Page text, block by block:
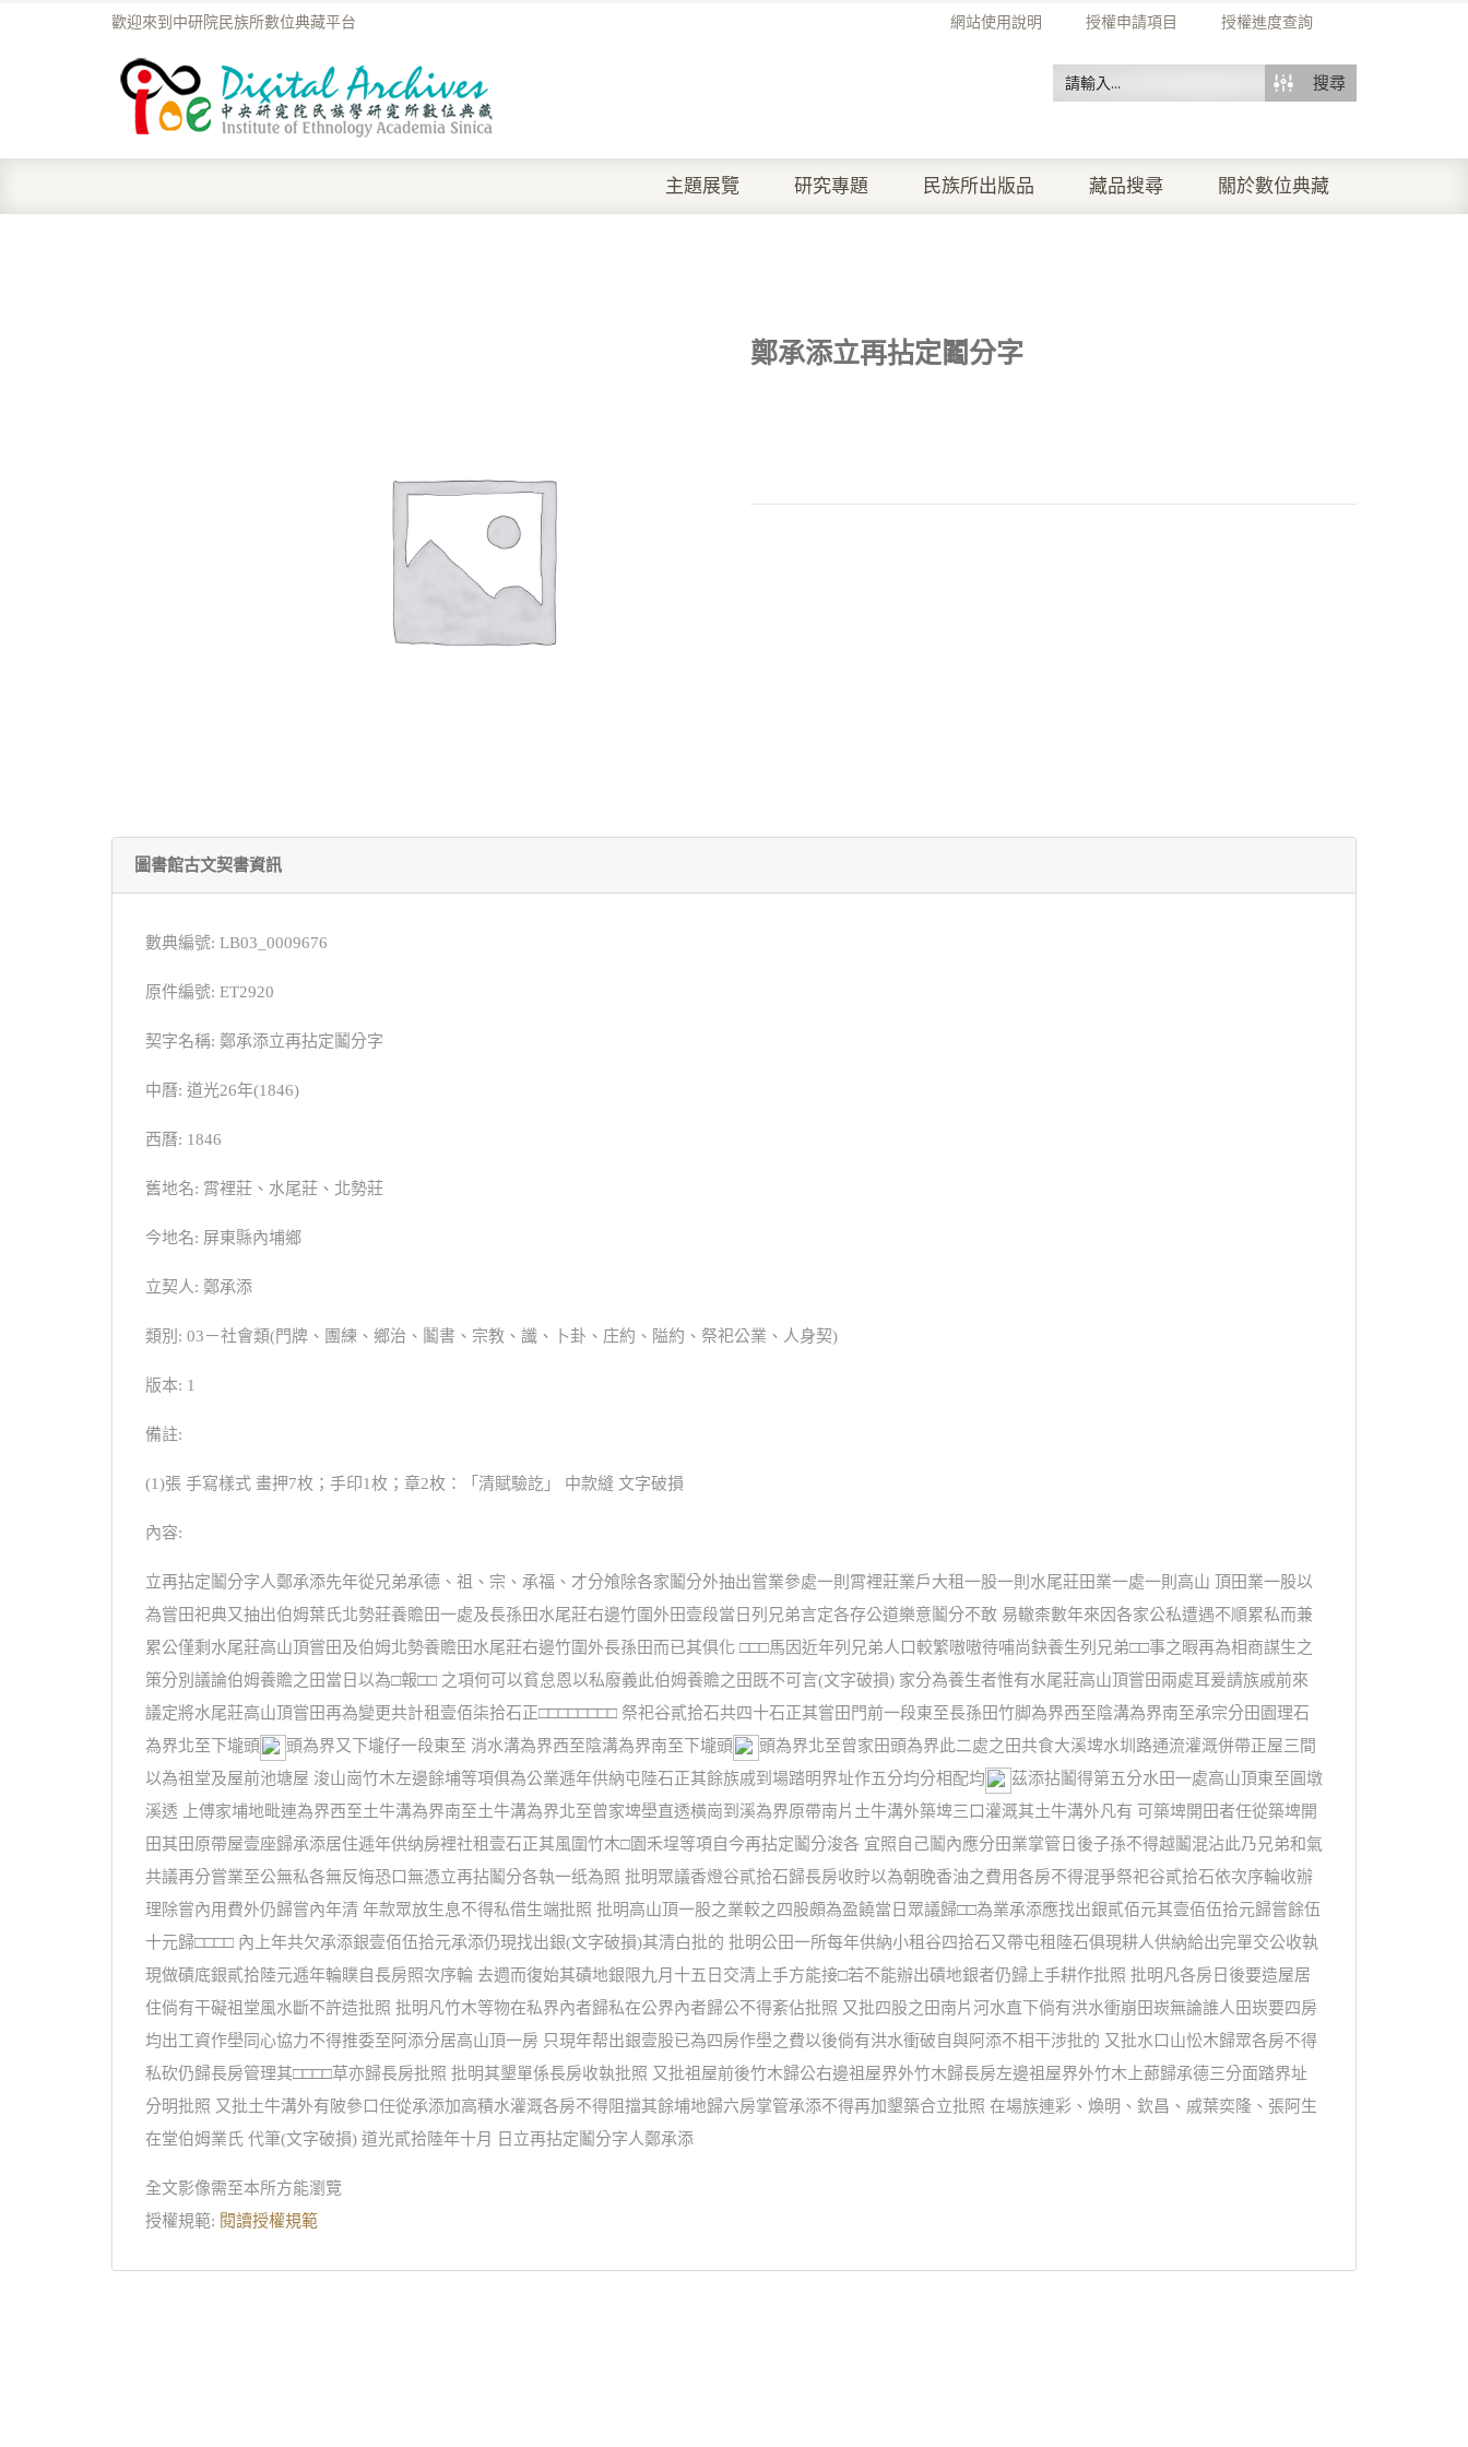
網站使用說明 授權申請項目 授權進度查詢
歡迎來到中研院民族所數位典藏平台
搜尋
主題展覽 研究專題 民族所出版品 藏品搜尋 關於數位典藏
鄭承添立再拈定鬮分字
圖書館古文契書資訊
數典編號: LB03_0009676
原件編號: ET2920
契字名稱: 鄭承添立再拈定鬮分字
中曆: 道光26年(1846)
西曆: 1846
舊地名: 霄裡莊、水尾莊、北勢莊
今地名: 屏東縣內埔鄉
立契人: 鄭承添
類別: 03－社會類(門牌、團練、鄉治、鬮書、宗教、讖、卜卦、庄約、隘約、祭祀公業、人身契)
版本: 1
備註:
(1)張 手寫樣式 畫押7枚；手印1枚；章2枚：「清賦驗訖」 中款縫 文字破損
內容:
立再拈定鬮分字人鄭承添先年從兄弟承德、祖、宗、承福、才分飧除各家鬮分外抽出嘗業參處一則霄裡莊業戶大租一股一則水尾莊田業一處一則高山 頂田業一股以
為嘗田祀典又抽出伯姆葉氏北勢莊養贍田一處及長孫田水尾莊右邊竹圍外田壹段當日列兄弟言定各存公道樂意鬮分不敢 易轍柰數年來因各家公私遭遇不順累私而兼
累公僅剩水尾莊高山頂嘗田及伯姆北勢養贍田水尾莊右邊竹圍外長孫田而已其俱化 □□□馬因近年列兄弟人口較繁嗷嗷待哺尚鈌養生列兄弟□□事之暇再為相商謀生之
策分別議論伯姆養贍之田當日以為□報□□ 之項何可以貧怠恩以私廢義此伯姆養贍之田既不可言(文字破損) 家分為養生者惟有水尾莊高山頂嘗田兩處耳爰請族戚前來
議定將水尾莊高山頂嘗田再為變更共計租壹佰柒拾石正□□□□□□□□ 祭祀谷貳拾石共四十石正其嘗田門前一段東至長孫田竹脚為界西至陰溝為界南至承宗分田園理石
為界北至下壠頭
頭為界又下壠仔一段東至 消水溝為界西至陰溝為界南至下壠頭
頭為界北至曾家田頭為界此二處之田共食大溪埤水圳路通流灌溉併帶正屋三間
以為祖堂及屋前池塘屋 浚山崗竹木左邊餘埔等項俱為公業逓年供納屯陸石正其餘族戚到場踏明界址作五分均分相配均
茲添拈鬮得第五分水田一處高山頂東至圓墩
溪透 上傅家埔地毗連為界西至土牛溝為界南至土牛溝為界北至曾家埤壆直透橫崗到溪為界原帶南片土牛溝外築埤三口灌溉其土牛溝外凡有 可築埤開田者任從築埤開
田其田原帶屋壹座歸承添居住逓年供纳房裡社租壹石正其風圍竹木□園禾埕等項自今再拈定鬮分浚各 宜照自己鬮內應分田業掌管日後子孫不得越鬮混沾此乃兄弟和氣
共議再分嘗業至公無私各無反悔恐口無憑立再拈鬮分各執一纸為照 批明眾議香燈谷貳拾石歸長房收貯以為朝晚香油之費用各房不得混爭祭祀谷貳拾石依次序輪收辦
理除嘗內用費外仍歸嘗內年清 年款眾放生息不得私借生端批照 批明高山頂一股之業較之四股頗為盈饒當日眾議歸□□為業承添應找出銀貳佰元其壹佰伍拾元歸嘗餘伍
十元歸□□□□ 內上年共欠承添銀壹佰伍拾元承添仍現找出銀(文字破損)其清白批的 批明公田一所每年供納小租谷四拾石又帶屯租陸石俱現耕人供納給出完單交公收執
現做磧底銀貳拾陸元逓年輪贌自長房照次序輪 去週而復始其磧地銀限九月十五日交清上手方能接□若不能辦出磧地銀者仍歸上手耕作批照 批明凡各房日後要造屋居
住倘有干礙祖堂風水斷不許造批照 批明凡竹木等物在私界內者歸私在公界內者歸公不得紊佔批照 又批四股之田南片河水直下倘有洪水衝崩田崁無論誰人田崁要四房
均出工資作壆同心協力不得推委至阿添分居高山頂一房 只現年帮出銀壹股已為四房作壆之費以後倘有洪水衝破自與阿添不相干涉批的 又批水口山忪木歸眾各房不得
私砍仍歸長房管理其□□□□草亦歸長房批照 批明其墾單係長房收執批照 又批祖屋前後竹木歸公右邊祖屋界外竹木歸長房左邊祖屋界外竹木上蓈歸承德三分面踏界址
分明批照 又批土牛溝外有陂參口任從承添加高積水灌溉各房不得阻擋其餘埔地歸六房掌管承添不得再加墾築合立批照 在場族連彩、煥明、欽昌、戚葉奕隆、張阿生
在堂伯姆業氏 代筆(文字破損) 道光貳拾陸年十月 日立再拈定鬮分字人鄭承添
全文影像需至本所方能瀏覽
授權規範: 閱讀授權規範